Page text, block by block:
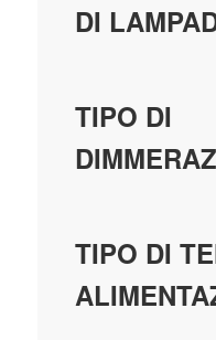
DI
TIPO DI
TIPO DI